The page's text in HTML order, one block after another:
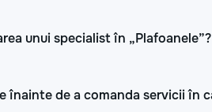
unui specialist în „Plafoanele”?
înainte de a comanda servicii în